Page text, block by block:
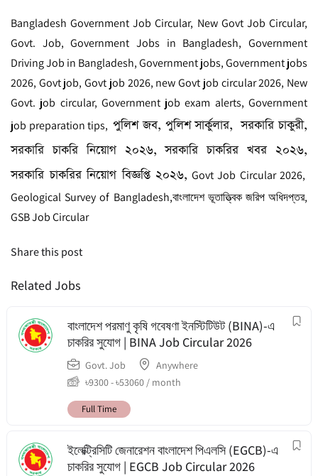
Bangladesh Government Job Circular, New Govt Job Circular,
Govt. Job, Government Jobs in Bangladesh, Government
Driving Job in Bangladesh, Government jobs, Government jobs
2026, Govt job, Govt job 2026, new Govt job circular 2026, New
Govt. job circular, Government job exam alerts, Government
job preparation tips,পুলিশ জব, পুলিশ সার্কুলার, সরকারি চাকুরী,
সরকারি চাকরি নিয়োগ ২০২৬, সরকারি চাকরির খবর ২০২৬,
সরকারি চাকরির নিয়োগ বিজ্ঞপ্তি ২০২৬, Govt Job Circular 2026,
Geological Survey of Bangladesh,বাংলাদেশ ভূতাত্ত্বিক জরিপ অধিদপ্তর,
GSB Job Circular
Share this post
Related Jobs
বাংলাদেশ পরমাণু কৃষি গবেষণা ইনস্টিটিউট (BINA)-এ
চাকরির সুযোগ | BINA Job Circular 2026
Govt. Job
Anywhere
৳9300-৳53060 / month
Full Time
ইলেক্ট্রিসিটি জেনারেশন বাংলাদেশ পিএলসি (EGCB)-এ
চাকরির সুযোগ | EGCB Job Circular 2026